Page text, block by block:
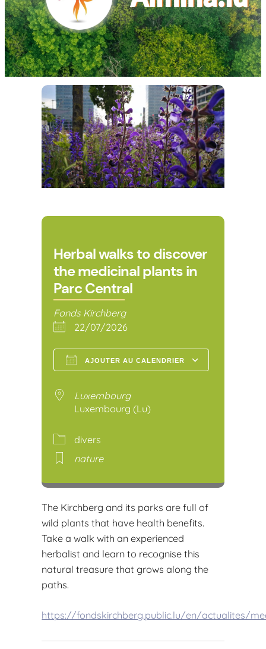
Herbal walks to discover
the medicinal plants in
Parc Central
Fonds Kirchberg
22/07/2026
AJOUTER AU CALENDRIER
Luxembourg
Luxembourg (Lu)
divers
nature
The Kirchberg and its parks are full of
wild plants that have health benefits.
Take a walk with an experienced
herbalist and learn to recognise this
natural treasure that grows along the
paths.
https://fondskirchberg.public.lu/en/actualites/